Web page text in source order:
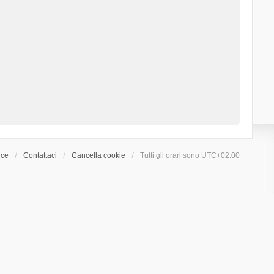
Contattaci Cancella cookie Tutti gli orari sono UTC+02:00